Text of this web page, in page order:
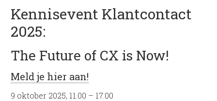
Kennisevent Klantcontact
2025:
The Future of CX is Now!
Meld je hier aan!
9 oktober 2025, 11.00 – 17.00